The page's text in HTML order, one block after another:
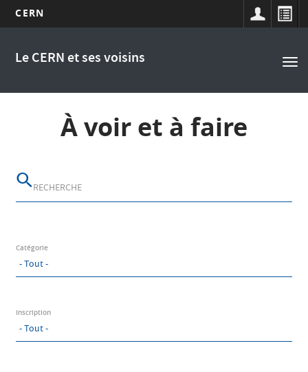
contenu
CERN
Le CERN et ses voisins
navigation
À voir et à faire
Catégorie
Inscription